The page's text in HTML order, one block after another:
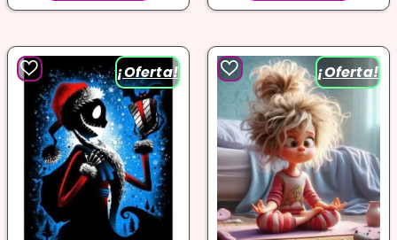
de 5
de 5
¡Oferta! ¡Oferta!